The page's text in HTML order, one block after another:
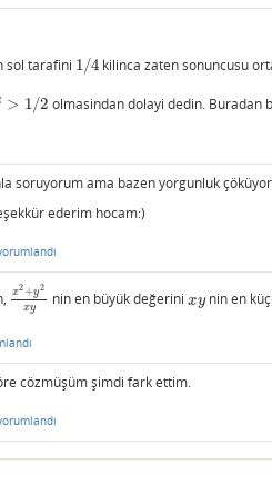
sol tarafini 1/4
1/4 kilinca zaten sonuncusu
> 1/2
2 olmasindan dolayi dedin. Buradan
soruyorum ama bazen yorgunluk
ederim hocam:)
x2+y2
xy
x2+y2x y
nin en büyük değerinixy
xy nin en
cözmüşüm şimdi fark ettim.